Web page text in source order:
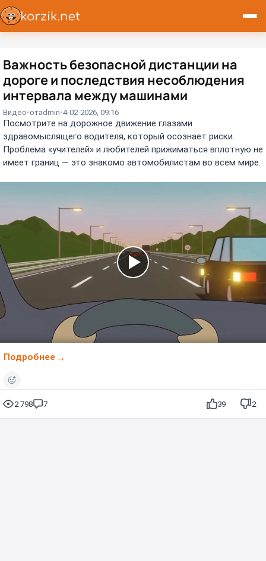
Важность безопасной дистанции на
дороге и последствия несоблюдения
интервала между машинами
Видео отadmin 4-02-2026, 09:16
Посмотрите на дорожное движение глазами
здравомыслящего водителя, который осознает риски.
Проблема «учителей» и любителей прижиматься вплотную не
имеет границ — это знакомо автомобилистам во всем мире.
Подробнее
2 798 7 39 2